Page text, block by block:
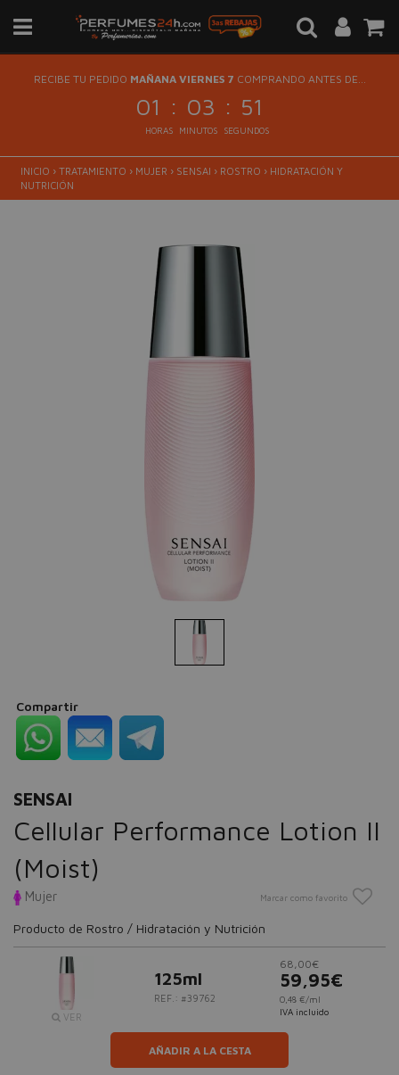
RECIBE TU PEDIDO MAÑANA VIERNES 7 COMPRANDO ANTES DE...
01 : 03 : 51
HORAS MINUTOS SEGUNDOS
INICIO › TRATAMIENTO › MUJER › SENSAI › ROSTRO › HIDRATACIÓN Y
NUTRICIÓN
Compartir
SENSAI
Cellular Performance Lotion II
(Moist)
Mujer Marcar como favorito
Producto de Rostro / Hidratación y Nutrición
VER
125ml
REF.: #39762
68,00€
59,95€
0,48 €/ml
IVA incluido
AÑADIR A LA CESTA